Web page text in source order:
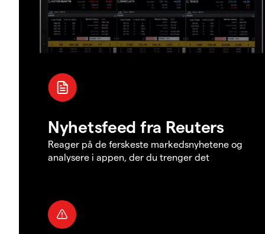
Nyhetsfeed fra Reuters
Reager på de ferskeste markedsnyhetene og
analysere i appen, der du trenger det